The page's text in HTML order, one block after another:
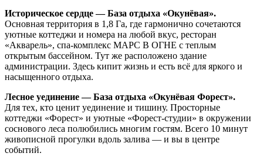
Историческое сердце — База отдыха «Окунёвая».
Основная территория в 1,8 Га, где гармонично сочетаются
уютные коттеджи и номера на любой вкус, ресторан
«Акварель», спа-комплекс МАРС В ОГНЕ с теплым
открытым бассейном. Тут же расположено здание
администрации. Здесь кипит жизнь и есть всё для яркого и
насыщенного отдыха.
Лесное уединение — База отдыха «Окунёвая Форест».
Для тех, кто ценит уединение и тишину. Просторные
коттеджи «Форест» и уютные «Форест-студии» в окружении
соснового леса полюбились многим гостям. Всего 10 минут
живописной прогулки вдоль залива — и вы в центре
событий.